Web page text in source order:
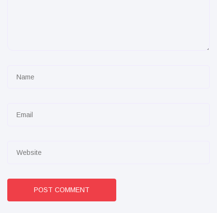
POST COMMENT